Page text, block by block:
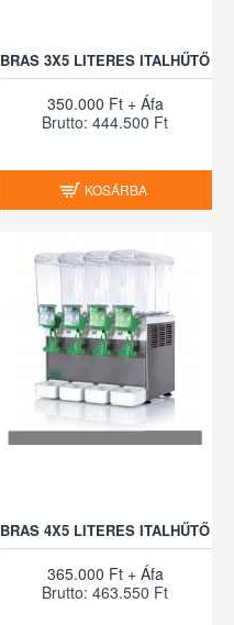
BRAS 3X5 LITERES ITALHŰTŐ
350.000 Ft + Áfa
Brutto: 444.500 Ft
KOSÁRBA
BRAS 4X5 LITERES ITALHŰTŐ
365.000 Ft + Áfa
Brutto: 463.550 Ft